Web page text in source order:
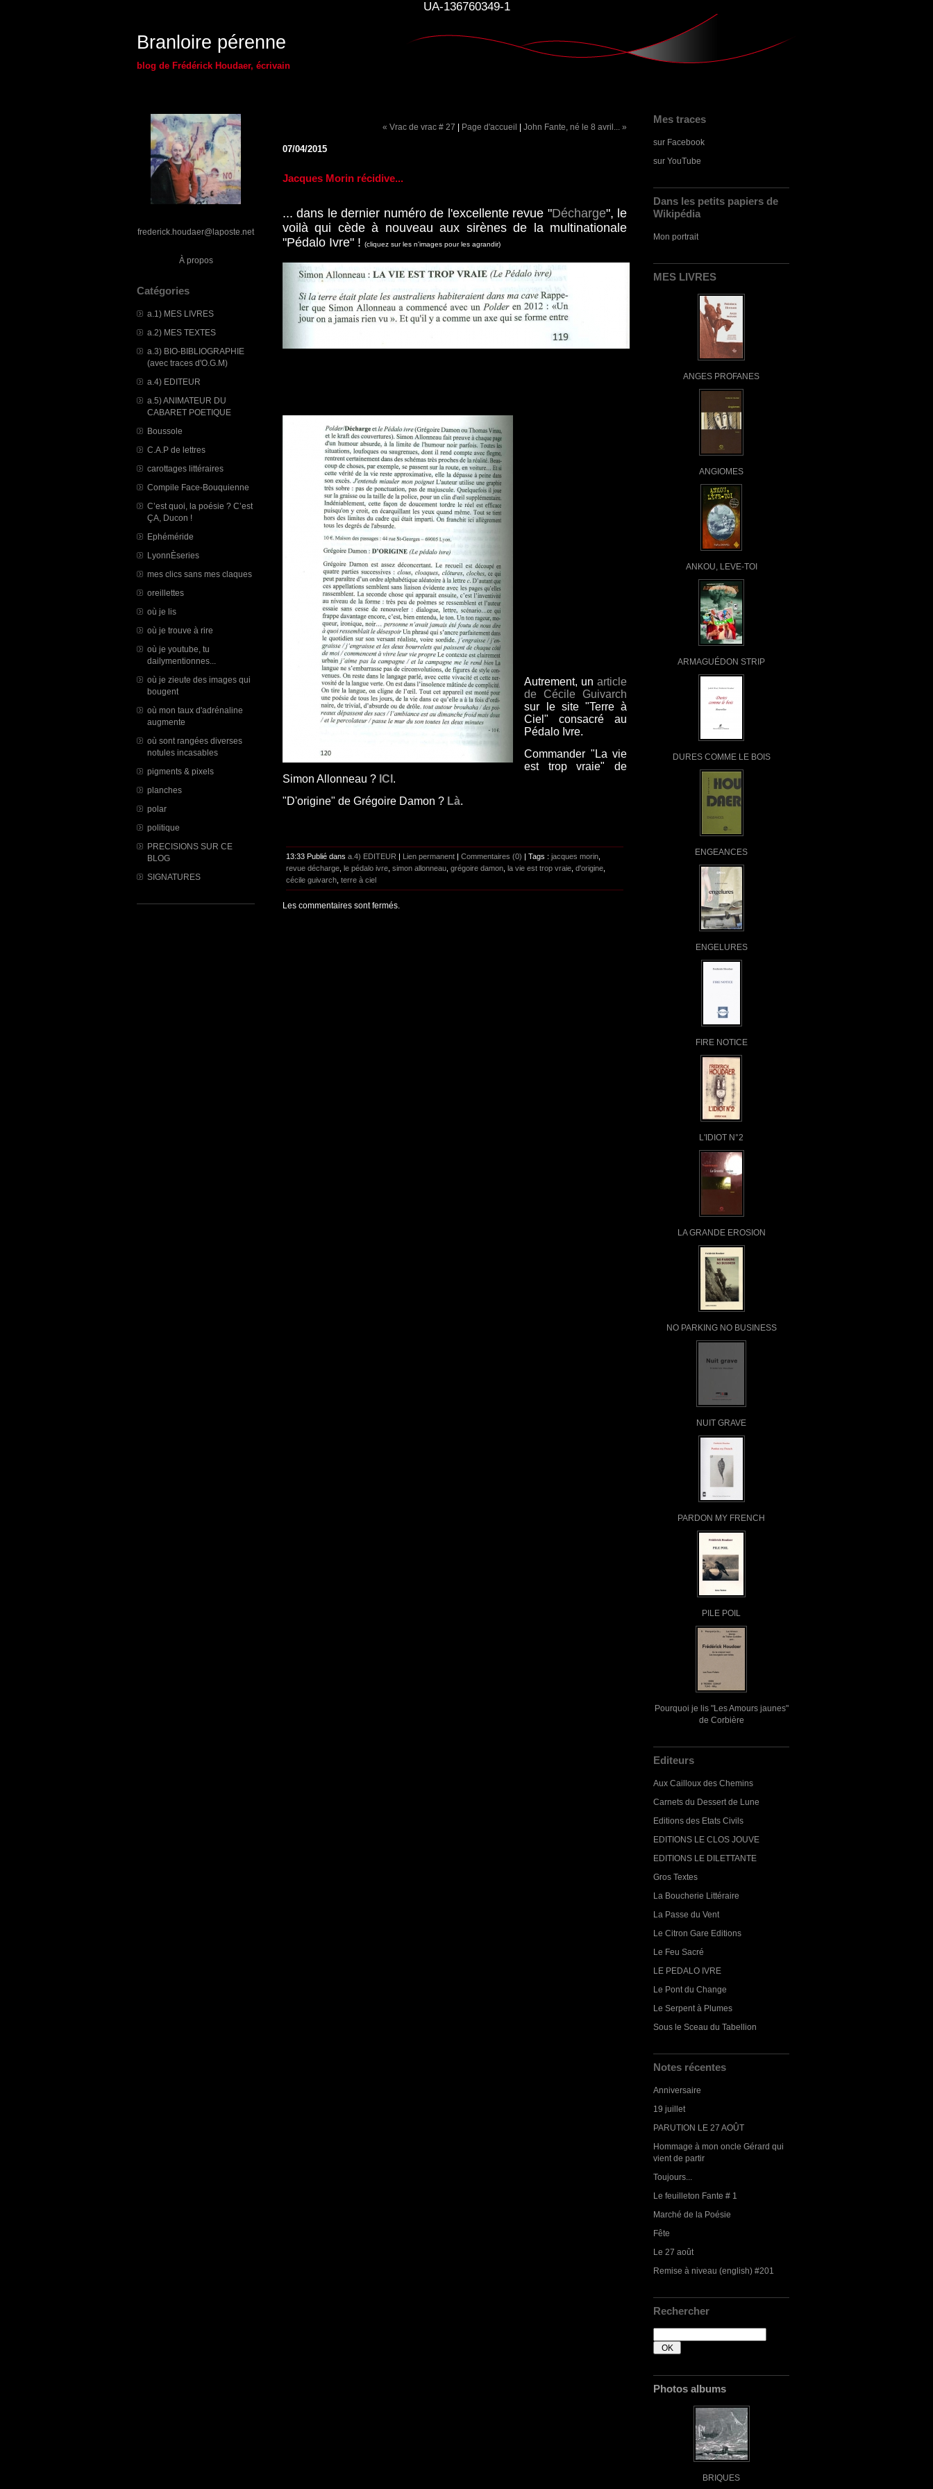
UA-136760349-1
Branloire pérenne
blog de Frédérick Houdaer, écrivain
frederick.houdaer@laposte.net
À propos
Catégories
a.1) MES LIVRES
a.2) MES TEXTES
a.3) BIO-BIBLIOGRAPHIE
(avec traces d'O.G.M)
a.4) EDITEUR
a.5) ANIMATEUR DU
CABARET POETIQUE
Boussole
C.A.P de lettres
carottages littéraires
Compile Face-Bouquienne
C’est quoi, la poésie ? C’est
ÇA, Ducon !
Ephéméride
LyonnÈseries
mes clics sans mes claques
oreillettes
où je lis
où je trouve à rire
où je youtube, tu
dailymentionnes...
où je zieute des images qui
bougent
où mon taux d'adrénaline
augmente
où sont rangées diverses
notules incasables
pigments & pixels
planches
polar
politique
PRECISIONS SUR CE
BLOG
SIGNATURES
Mes traces
sur Facebook
sur YouTube
Dans les petits papiers de
Wikipédia
Mon portrait
MES LIVRES
ANGES PROFANES
ANGIOMES
ANKOU, LEVE-TOI
ARMAGUÉDON STRIP
DURES COMME LE BOIS
ENGEANCES
ENGELURES
FIRE NOTICE
L'IDIOT N°2
LA GRANDE EROSION
NO PARKING NO BUSINESS
NUIT GRAVE
PARDON MY FRENCH
PILE POIL
Pourquoi je lis "Les Amours jaunes"
de Corbière
Editeurs
Aux Cailloux des Chemins
Carnets du Dessert de Lune
Editions des Etats Civils
EDITIONS LE CLOS JOUVE
EDITIONS LE DILETTANTE
Gros Textes
La Boucherie Littéraire
La Passe du Vent
Le Citron Gare Editions
Le Feu Sacré
LE PEDALO IVRE
Le Pont du Change
Le Serpent à Plumes
Sous le Sceau du Tabellion
Notes récentes
Anniversaire
19 juillet
PARUTION LE 27 AOÛT
Hommage à mon oncle Gérard qui
vient de partir
Toujours...
Le feuilleton Fante # 1
Marché de la Poésie
Fête
Le 27 août
Remise à niveau (english) #201
Rechercher
Photos albums
BRIQUES
« Vrac de vrac # 27 | Page d'accueil | John Fante, né le 8 avril... »
07/04/2015
Jacques Morin récidive...
... dans le dernier numéro de l'excellente revue "Décharge", le
voilà qui cède à nouveau aux sirènes de la multinationale
"Pédalo Ivre" ! (cliquez sur les n'images pour les agrandir)
Autrement, un article
de Cécile Guivarch
sur le site "Terre à
Ciel" consacré au
Pédalo Ivre.
Commander "La vie
est trop vraie" de
Simon Allonneau ? ICI .
"D'origine" de Grégoire Damon ? Là.
13:33 Publié dans a.4) EDITEUR | Lien permanent | Commentaires (0) | Tags : jacques morin
revue décharge le pédalo ivre simon allonneau grégoire damon la vie est trop vraie d'origine
cécile guivarch terre à ciel
Les commentaires sont fermés.